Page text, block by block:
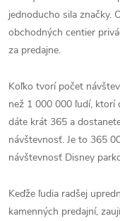
jednoducho sila značky.
obchodných centier
za predajne.
Koľko tvorí počet
než 1 000 000 ľudí, ktorí
dáte krát 365 a
návštevnosť. Je to 365
návštevnosť Disney
Keďže ľudia radšej
kamenných predajní,